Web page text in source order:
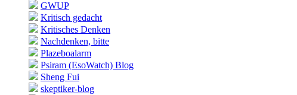
GWUP
Kritisch gedacht
Kritisches Denken
Nachdenken, bitte
Plazeboalarm
Psiram (EsoWatch) Blog
Sheng Fui
skeptiker-blog